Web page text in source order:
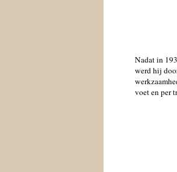
Nadat in
werd hij
voet en per